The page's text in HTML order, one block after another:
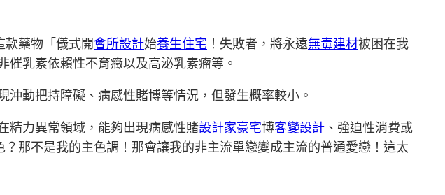
款藥物「儀式開會所設計始養生住宅 ！失敗者，將永遠無毒建材被困在我
催乳素依賴性不育癥以及高泌乳素瘤等。
動把持障礙、病感性賭博等情況，但發生概率較小。
精力異常領域，能夠出現病感性賭設計家豪宅博客變設計 、強迫性消費或
？那不是我的主色調！那會讓我的非主流單戀變成主流的普通愛戀！這太